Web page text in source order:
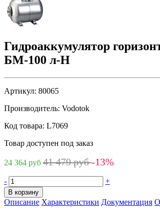
Гидроаккумулятор
БМ-100 л-Н
Артикул: 80065
Производитель: Vodotok
Код товара: L7069
Товар доступен под заказ
24 364 руб 41 479 руб-13%
- +
В корзину
Описание Характеристики Документация